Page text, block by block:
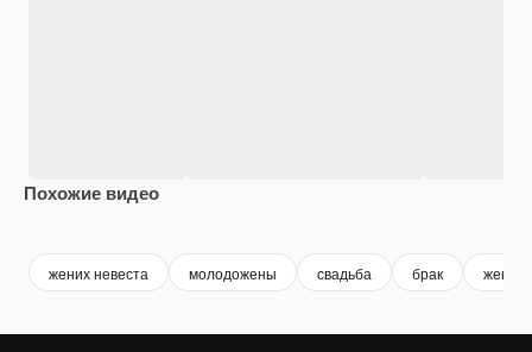
Похожие видео
жених невеста молодожены свадьба брак жены